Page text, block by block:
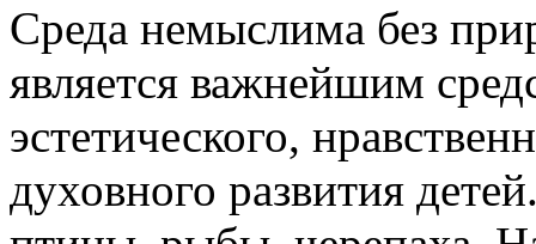
Среда немыслима без
является важнейшим
эстетического,
духовного развития